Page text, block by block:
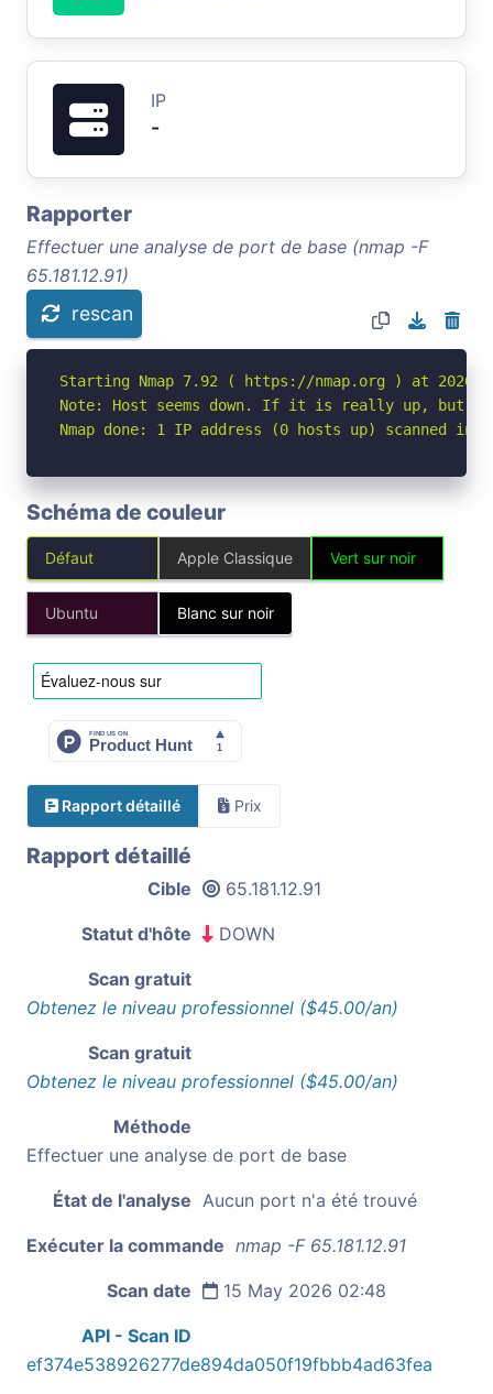
IP
-
Rapporter
Effectuer une analyse de port de base (nmap -F
65.181.12.91)
rescan
Starting Nmap 7.92 ( https://nmap.org ) at 2026-
Note: Host seems down. If it is really up, but
Nmap done: 1 IP address (0 hosts up) scanned in
Schéma de couleur
Défaut Apple Classique Vert sur noir
Ubuntu Blanc sur noir
Rapport détaillé Prix
Rapport détaillé
Cible 65.181.12.91
Statut d'hôte DOWN
Scan gratuit
Obtenez le niveau professionnel ($45.00/an)
Scan gratuit
Obtenez le niveau professionnel ($45.00/an)
Méthode
Effectuer une analyse de port de base
État de l'analyse Aucun port n'a été trouvé
Exécuter la commande nmap -F 65.181.12.91
Scan date 15 May 2026 02:48
API - Scan ID
ef374e538926277de894da050f19fbbb4ad63fea